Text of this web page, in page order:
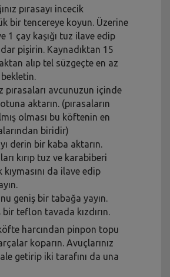
pırasayı incecik
bir tencereye koyun. Üzerine
1 çay kaşığı tuz ilave edip
pişirin. Kaynadıktan 15
alıp tel süzgeçte en az
pırasaları avcunuzun içinde
aktarın. (pırasaların
olması bu köftenin en
biridir)
derin bir kaba aktarın.
kırıp tuz ve karabiberi
da ilave edip
geniş bir tabağa yayın.
bir teflon tavada kızdırın.
harcından pinpon topu
koparın. Avuçlarınız
getirip iki tarafını da una